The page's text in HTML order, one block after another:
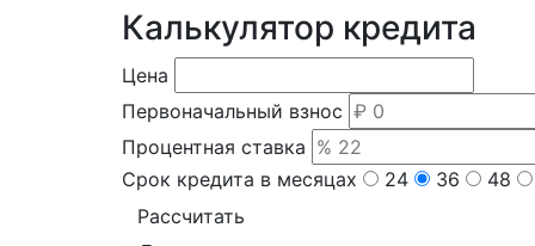
Калькулятор кредита
Цена
Первоначальный взнос
Процентная ставка
Срок кредита в месяцах
24 36 48
Рассчитать